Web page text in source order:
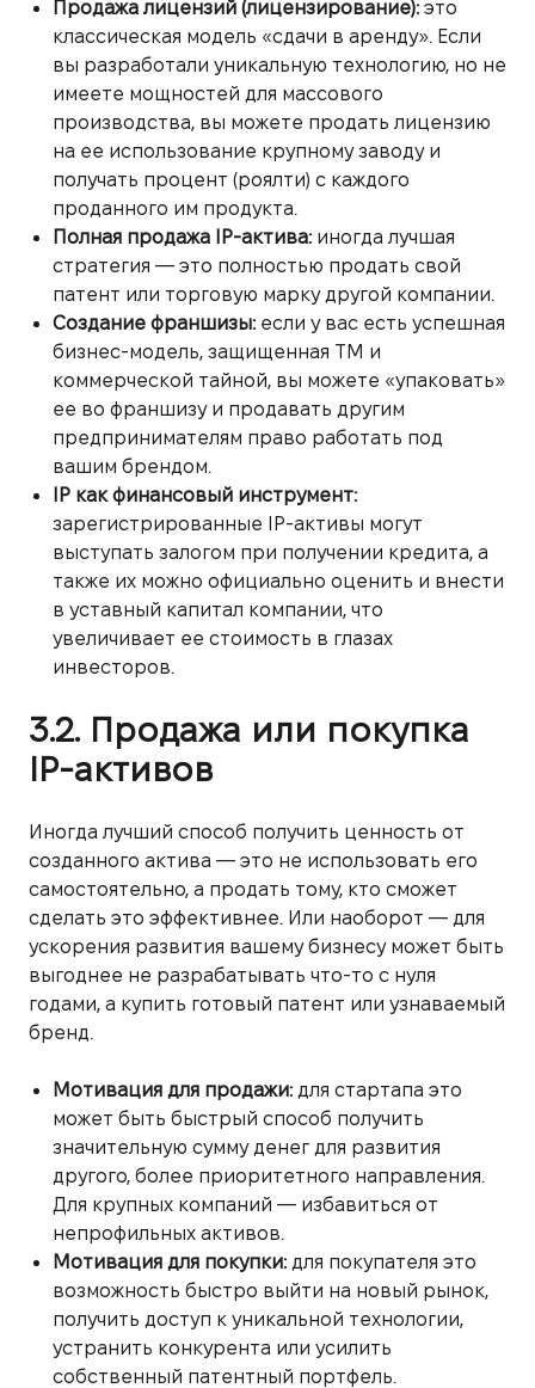
Продажа лицензий (лицензирование):это
классическая модель «сдачи в аренду». Если
вы разработали уникальную технологию, но не
имеете мощностей для массового
производства, вы можете продать лицензию
на ее использование крупному заводу и
получать процент (роялти) с каждого
проданного им продукта.
Полная продажа IP-актива:иногда лучшая
стратегия — это полностью продать свой
патент или торговую марку другой компании.
Создание франшизы:если у вас есть успешная
бизнес-модель, защищенная ТМ и
коммерческой тайной, вы можете «упаковать»
ее во франшизу и продавать другим
предпринимателям право работать под
вашим брендом.
IP как финансовый инструмент:
зарегистрированные IP-активы могут
выступать залогом при получении кредита, а
также их можно официально оценить и внести
в уставный капитал компании, что
увеличивает ее стоимость в глазах
инвесторов.
3.2. Продажа или покупка
IP-активов
Иногда лучший способ получить ценность от
созданного актива — это не использовать его
самостоятельно, а продать тому, кто сможет
сделать это эффективнее. Или наоборот — для
ускорения развития вашему бизнесу может быть
выгоднее не разрабатывать что-то с нуля
годами, а купить готовый патент или узнаваемый
бренд.
Мотивация для продажи:для стартапа это
может быть быстрый способ получить
значительную сумму денег для развития
другого, более приоритетного направления.
Для крупных компаний — избавиться от
непрофильных активов.
Мотивация для покупки:для покупателя это
возможность быстро выйти на новый рынок,
получить доступ к уникальной технологии,
устранить конкурента или усилить
собственный патентный портфель.